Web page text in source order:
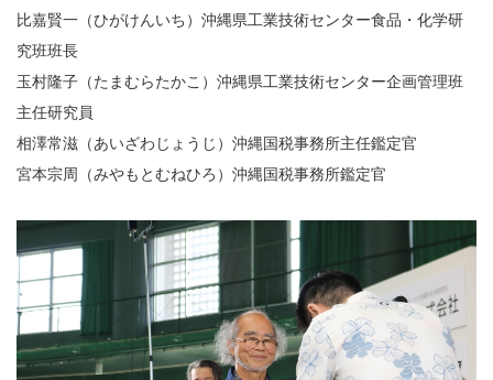
比嘉賢一（ひがけんいち）沖縄県工業技術センター食品・化学研
究班班長
玉村隆子（たまむらたかこ）沖縄県工業技術センター企画管理班
主任研究員
相澤常滋（あいざわじょうじ）沖縄国税事務所主任鑑定官
宮本宗周（みやもとむねひろ）沖縄国税事務所鑑定官